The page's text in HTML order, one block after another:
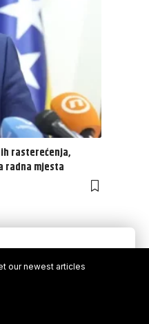
rasterećenja,
radna mjesta
our newest articles